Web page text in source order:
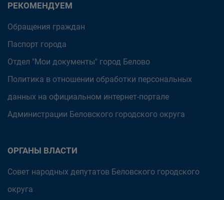
РЕКОМЕНДУЕМ
Обращения граждан
Паспорт города
Отдел "Мои документы" город Белово
Политика в отношении обработки персональных
данных на официальном интернет-портале
Администрации Беловского городского округа
ОРГАНЫ ВЛАСТИ
Совет народных депутатов Беловского городского
округа